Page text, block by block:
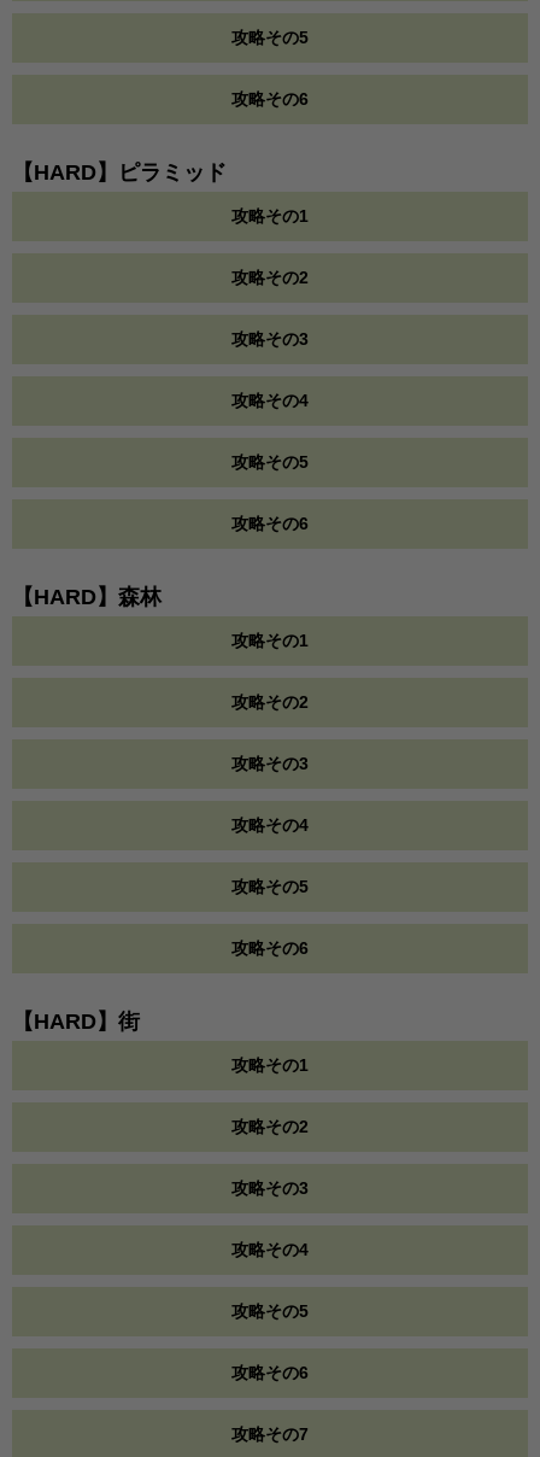
攻略その5
攻略その6
【HARD】ピラミッド
攻略その1
攻略その2
攻略その3
攻略その4
攻略その5
攻略その6
【HARD】森林
攻略その1
攻略その2
攻略その3
攻略その4
攻略その5
攻略その6
【HARD】街
攻略その1
攻略その2
攻略その3
攻略その4
攻略その5
攻略その6
攻略その7